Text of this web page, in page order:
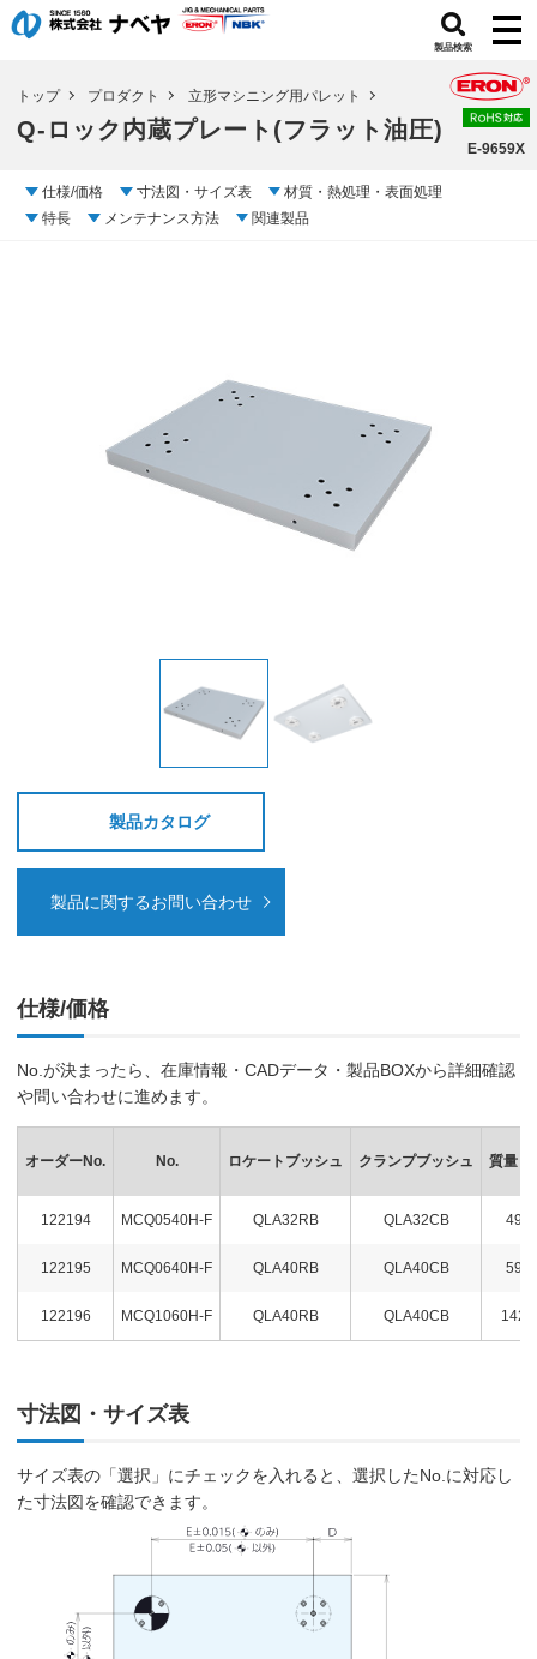
製品検索
トップ プロダクト 立形マシニング用パレット
Q-ロック内蔵プレート(フラット油圧)
E-9659X
仕様/価格 寸法図・サイズ表
材質・熱処理・表面処理
特長
メンテナンス方法 関連製品
製品カタログ
製品に関するお問い合わせ
仕様/価格
No.が決まったら、在庫情報・CADデータ・製品BOXから詳細確認
や問い合わせに進めます。
オーダーNo. No. ロケートブッシュ クランプブッシュ 質量 kg
122194 MCQ0540H-F QLA32RB QLA32CB 49
122195 MCQ0640H-F QLA40RB QLA40CB 59
122196 MCQ1060H-F QLA40RB QLA40CB 142
寸法図・サイズ表
サイズ表の「選択」にチェックを入れると、選択したNo.に対応し
た寸法図を確認できます。